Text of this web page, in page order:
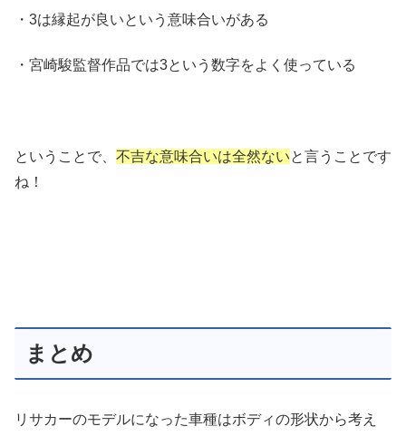
・3は縁起が良いという意味合いがある
・宮崎駿監督作品では3という数字をよく使っている
ということで、 不吉な意味合いは全然ないと言うことです
ね！
まとめ
リサカーのモデルになった車種はボディの形状から考え